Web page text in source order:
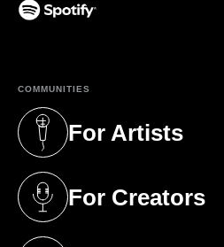
COMMUNITIES
For Artists
(opens in a new tab)
For Creators
(opens in a new tab)